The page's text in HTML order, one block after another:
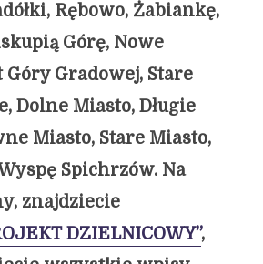
Rębowo, Żabiankę,
Górę, Nowe
Góry Gradowej, Stare
Dolne Miasto, Długie
Miasto, Stare Miasto,
Spichrzów. Na
znajdziecie
DZIELNICOWY”,